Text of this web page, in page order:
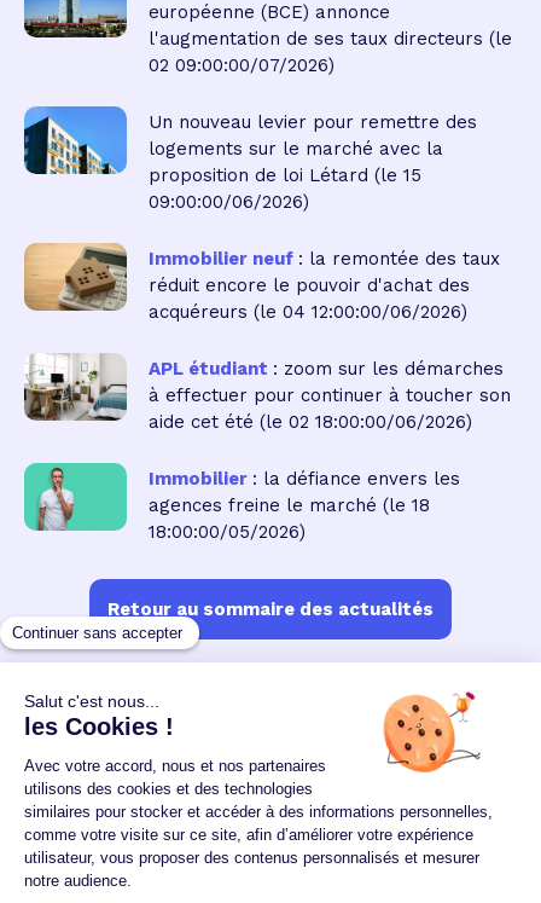
européenne (BCE) annonce
l'augmentation de ses taux directeurs (le
02 09:00:00/07/2026)
Un nouveau levier pour remettre des
logements sur le marché avec la
proposition de loi Létard (le 15
09:00:00/06/2026)
Immobilier neuf : la remontée des taux
réduit encore le pouvoir d'achat des
acquéreurs (le 04 12:00:00/06/2026)
APL étudiant : zoom sur les démarches
à effectuer pour continuer à toucher son
aide cet été (le 02 18:00:00/06/2026)
Immobilier : la défiance envers les
agences freine le marché (le 18
18:00:00/05/2026)
Retour au sommaire des actualités
Un crédit vous engage et doit être remboursé.
Vérifiez vos capacités de remboursement avant de
vous engager.